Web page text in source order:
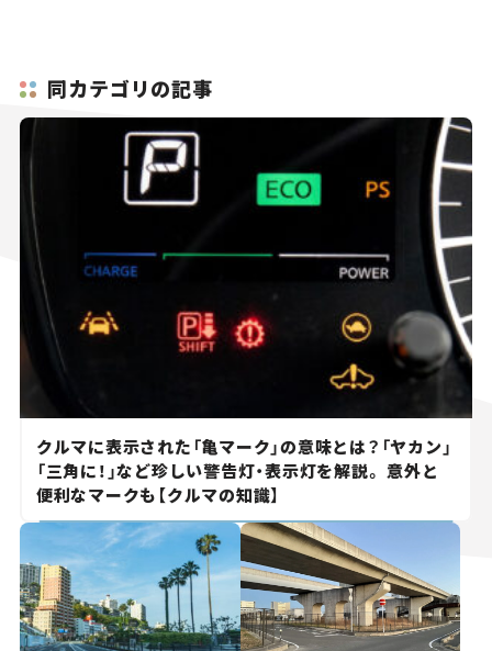
同カテゴリの記事
クルマに表示された「亀マーク」の意味とは？「ヤカン」
「三角に！」など珍しい警告灯・表示灯を解説。 意外と
便利なマークも【クルマの知識】